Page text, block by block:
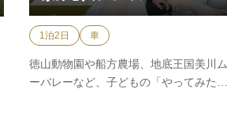
徳山動物園や船方農場、地底王国美川ム
ーバレーなど、子どもの「やってみた
1泊2日 車